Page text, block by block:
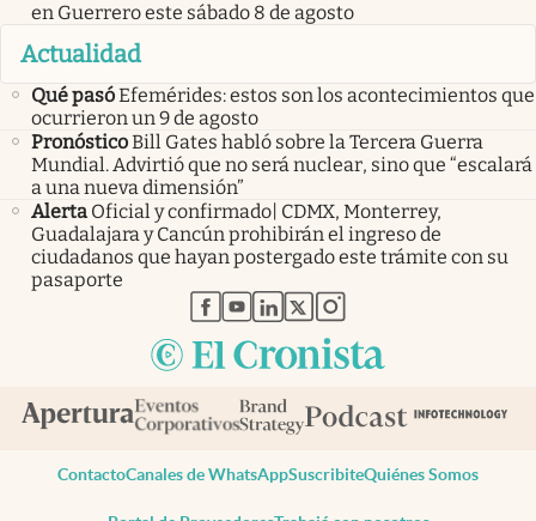
en Guerrero este sábado 8 de agosto
Actualidad
Qué pasóEfemérides: estos son los acontecimientos que
ocurrieron un 9 de agosto
PronósticoBill Gates habló sobre la Tercera Guerra
Mundial. Advirtió que no será nuclear, sino que “escalará
a una nueva dimensión”
Alerta Oficial y confirmado| CDMX, Monterrey,
Guadalajara y Cancún prohibirán el ingreso de
ciudadanos que hayan postergado este trámite con su
pasaporte
abre en nueva pestaña
abre en nueva pestaña
abre en nueva pestaña
abre en nueva pestaña
abre en nueva pestaña
ContactoCanales de WhatsAppSuscribiteQuiénes Somos